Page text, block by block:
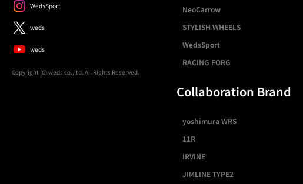
WedsSport
weds
weds
Copyright (C) weds co.,ltd. All Rights Reserved.
NeoCarrow
STYLISH WHEELS
WedsSport
RACING FORG
Collaboration Brand
yoshimura WRS
11R
IRVINE
JIMLINE TYPE2